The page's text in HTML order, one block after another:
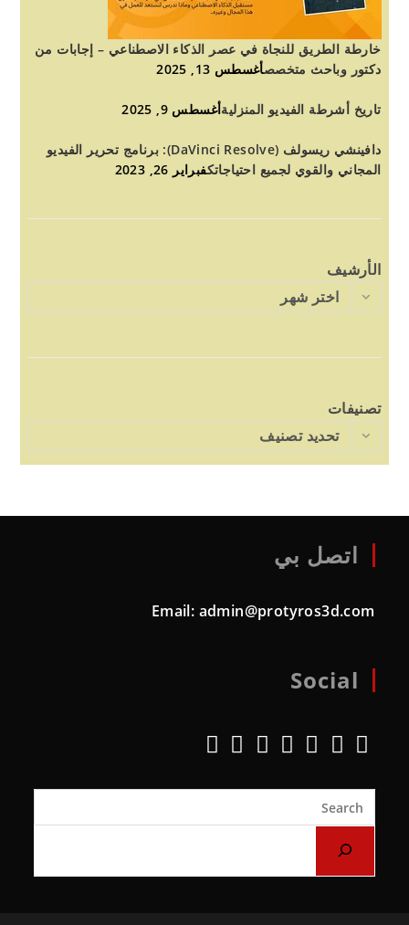
خارطة الطريق للنجاة في عصر الذكاء الاصطناعي – إجابات من
دكتور وباحث متخصصأغسطس 13, 2025
تاريخ أشرطة الفيديو المنزليةأغسطس 9, 2025
دافينشي ريسولف (DaVinci Resolve): برنامج تحرير الفيديو
المجاني والقوي لجميع احتياجاتكفبراير 26, 2023
الأرشيف
اختر شهر
تصنيفات
تحديد تصنيف
اتصل بي
Email:admin@protyros3d.com
Social
new
in
new
tab
in
a
new
tab
in
a
new
in
new
in
new
in
new